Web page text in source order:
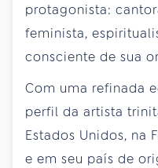
protagonista:
feminista,
consciente de sua
Com uma refinada
perfil da artista
Estados Unidos, na
e em seu país de